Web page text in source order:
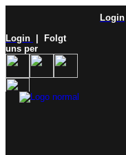
Login
Login
| Folgt
uns per